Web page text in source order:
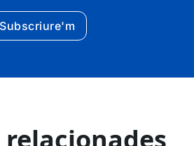
Subscriure'm
relacionades